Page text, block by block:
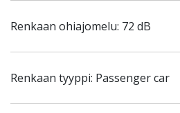
Renkaan ohiajomelu: 72 dB
Renkaan tyyppi: Passenger car